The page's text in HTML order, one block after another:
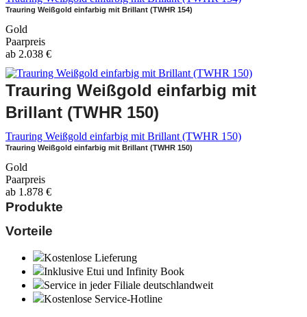
Trauring Weißgold einfarbig mit Brillant (TWHR 154)
Gold
Paarpreis
ab 2.038 €
Trauring Weißgold einfarbig mit
Brillant (TWHR 150)
Trauring Weißgold einfarbig mit Brillant (TWHR 150)
Trauring Weißgold einfarbig mit Brillant (TWHR 150)
Gold
Paarpreis
ab 1.878 €
Produkte
Vorteile
Kostenlose Lieferung
Inklusive Etui und Infinity Book
Service in jeder Filiale deutschlandweit
Kostenlose Service-Hotline